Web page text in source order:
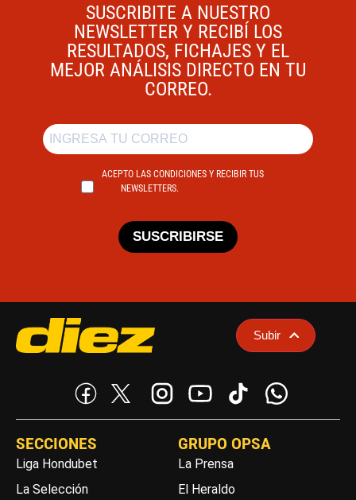
SUSCRIBITE A NUESTRO
NEWSLETTER Y RECIBÍ LOS
RESULTADOS, FICHAJES Y EL
MEJOR ANÁLISIS DIRECTO EN TU
CORREO.
ACEPTO LAS CONDICIONES Y RECIBIR TUS
NEWSLETTERS.
SUSCRIBIRSE
Subir
SECCIONES
Liga Hondubet
La Selección
GRUPO OPSA
La Prensa
El Heraldo